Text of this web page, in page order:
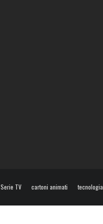
Serie TV cartoni animati tecnologia